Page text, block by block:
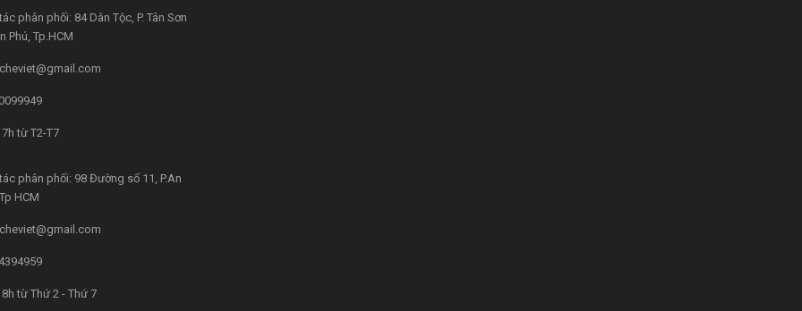
phân phối: 84 Dân Tộc, P. Tân Sơn
Phú, Tp.HCM
từ T2-T7
phân phối: 98 Đường số 11, P.An
HCM
từ Thứ 2 - Thứ 7